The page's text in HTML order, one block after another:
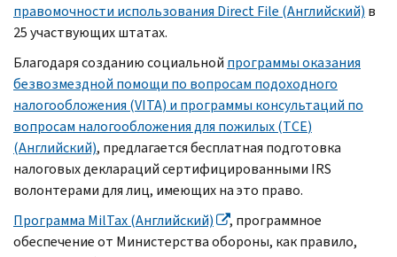
правомочности использования Direct File (Английский) в
25 участвующих штатах.
Благодаря созданию социальной программы оказания
безвозмездной помощи по вопросам подоходного
налогообложения (VITA) и программы консультаций по
вопросам налогообложения для пожилых (TCE)
(Английский), предлагается бесплатная подготовка
налоговых деклараций сертифицированными IRS
волонтерами для лиц, имеющих на это право.
Программа MilTax(Английский)
, программное
обеспечение от Министерства обороны, как правило,